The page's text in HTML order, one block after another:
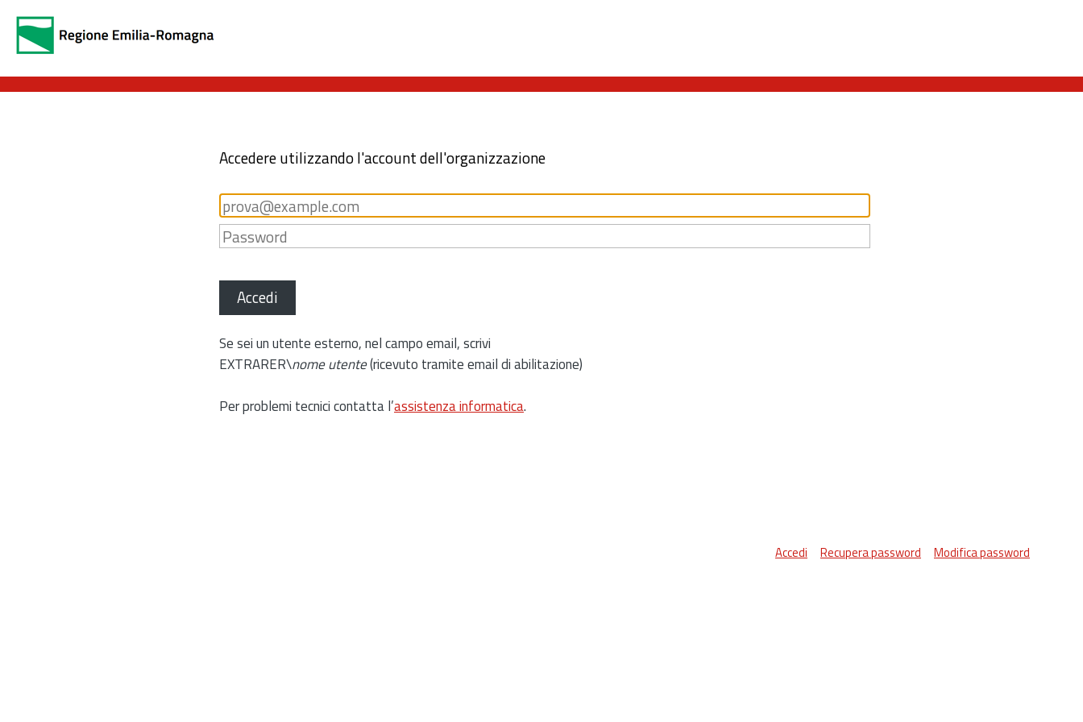
Accedere utilizzando l'account dell'organizzazione
Accedi
Se sei un utente esterno, nel campo email, scrivi
EXTRARER\nome utente(ricevuto tramite email di abilitazione)
Per problemi tecnici contatta l’assistenza informatica.
Accedi Recupera password Modifica password